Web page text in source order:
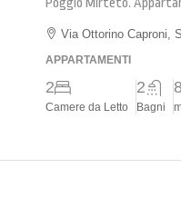
Via Ottorino Caproni,
APPARTAMENTI
2
Camere da Letto
2
Bagni